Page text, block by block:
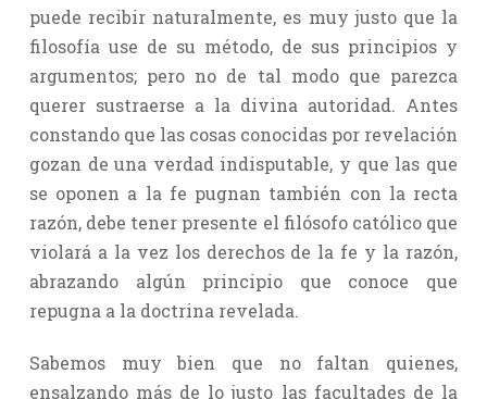
puede recibir naturalmente, es muy justo que la
filosofía use de su método, de sus principios y
argumentos; pero no de tal modo que parezca
querer sustraerse a la divina autoridad. Antes
constando que las cosas conocidas por revelación
gozan de una verdad indisputable, y que las que
se oponen a la fe pugnan también con la recta
razón, debe tener presente el filósofo católico que
violará a la vez los derechos de la fe y la razón,
abrazando algún principio que conoce que
repugna a la doctrina revelada.
Sabemos muy bien que no faltan quienes,
ensalzando más de lo justo las facultades de la